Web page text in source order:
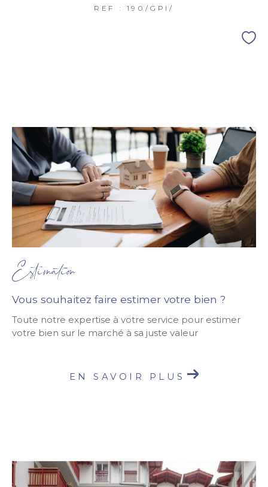
REF : 190/GPI/
Estimation
Vous souhaitez faire estimer votre bien ?
Toute notre expertise à votre service pour estimer
votre bien sur le marché à sa juste valeur
EN SAVOIR PLUS